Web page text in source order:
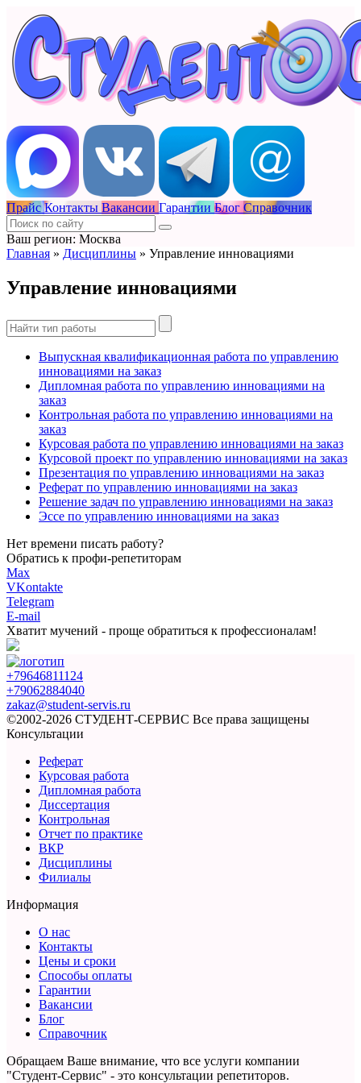
Прайс Контакты Вакансии Гарантии Блог Справочник
Ваш регион: Москва
Главная » Дисциплины » Управление инновациями
Управление инновациями
Выпускная квалификационная работа по управлению
инновациями на заказ
Дипломная работа по управлению инновациями на
заказ
Контрольная работа по управлению инновациями на
заказ
Курсовая работа по управлению инновациями на заказ
Курсовой проект по управлению инновациями на заказ
Презентация по управлению инновациями на заказ
Реферат по управлению инновациями на заказ
Решение задач по управлению инновациями на заказ
Эссе по управлению инновациями на заказ
Нет времени писать работу?
Обратись к профи-репетиторам
Max
VKontakte
Telegram
E-mail
Хватит мучений - проще обратиться к профессионалам!
+79646811124
+79062884040
zakaz@student-servis.ru
©2002-2026 СТУДЕНТ-СЕРВИС Все права защищены
Консультации
Реферат
Курсовая работа
Дипломная работа
Диссертация
Контрольная
Отчет по практике
ВКР
Дисциплины
Филиалы
Информация
О нас
Контакты
Цены и сроки
Способы оплаты
Гарантии
Вакансии
Блог
Справочник
Обращаем Ваше внимание, что все услуги компании
"Студент-Сервис" - это консультации репетиторов.